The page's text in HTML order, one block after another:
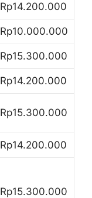
Rp14.200.000
Rp10.000.000
Rp15.300.000
Rp14.200.000
Rp15.300.000
Rp14.200.000
Rp15.300.000